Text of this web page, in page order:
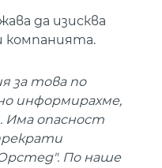
да изисква
компанията.
за това по
информирахме,
Има опасност
По наше